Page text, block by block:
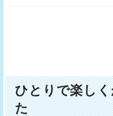
ひとりで楽し
た